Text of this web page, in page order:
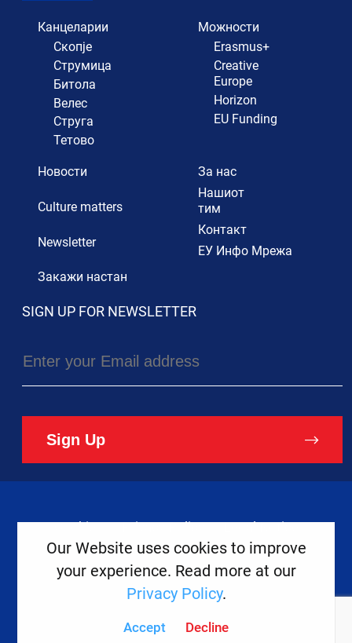
Канцеларии
Скопје
Струмица
Битола
Велес
Струга
Тетово
Можности
Erasmus+
Creative
Europe
Horizon
EU Funding
Новости
Culture matters
Newsletter
Закажи настан
За нас
Нашиот
тим
Контакт
ЕУ Инфо Мрежа
SIGN UP FOR NEWSLETTER
Sign Up
Copyright ©2026Europe House
Cookies Privacy Policy Legal Notice
Developed
Digital
Our Website uses cookies to improve
your experience. Read more at our
Privacy Policy.
Accept Decline